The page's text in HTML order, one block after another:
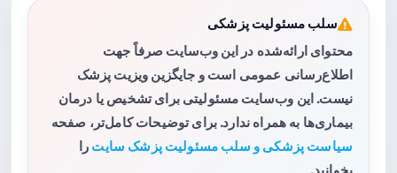
سلب مسئولیت پزشکی
محتوای ارائه‌شده در این وب‌سایت صرفاً جهت
اطلاع‌رسانی عمومی است و جایگزین ویزیت پزشک
نیست. این وب‌سایت مسئولیتی برای تشخیص یا درمان
بیماری‌ها به همراه ندارد. برای توضیحات کامل‌تر، صفحه
سیاست پزشکی و سلب مسئولیت پزشک سایت را